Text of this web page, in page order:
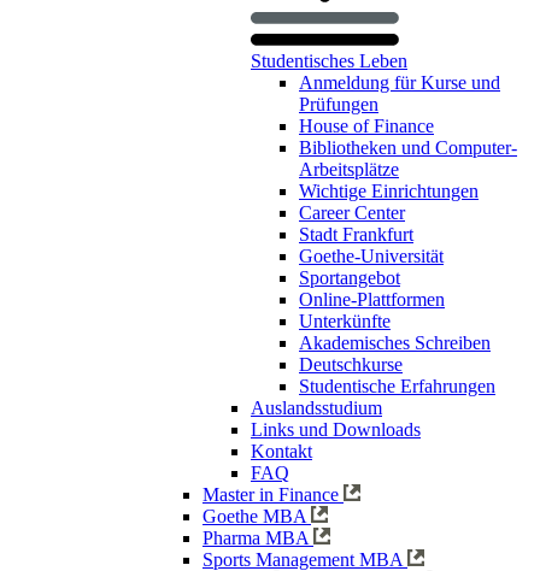
Studentisches Leben
Anmeldung für Kurse und
Prüfungen
House of Finance
Bibliotheken und Computer-
Arbeitsplätze
Wichtige Einrichtungen
Career Center
Stadt Frankfurt
Goethe-Universität
Sportangebot
Online-Plattformen
Unterkünfte
Akademisches Schreiben
Deutschkurse
Studentische Erfahrungen
Auslandsstudium
Links und Downloads
Kontakt
FAQ
Master in Finance
Goethe MBA
Pharma MBA
Sports Management MBA